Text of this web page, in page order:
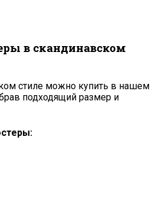
в скандинавском
стиле можно купить в нашем
подходящий размер и